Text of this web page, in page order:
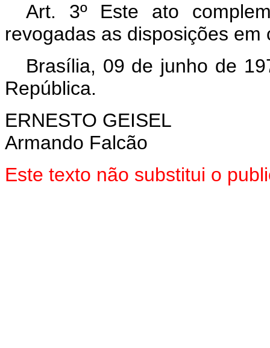
Art. 3º Este ato
revogadas as disposições em
Brasília, 09 de junho de
República.
ERNESTO GEISEL
Armando Falcão
Este texto não substitui o